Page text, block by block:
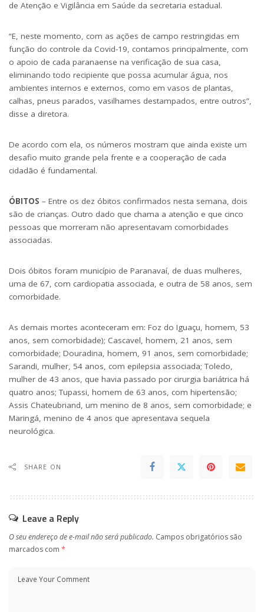
de Atenção e Vigilância em Saúde da secretaria estadual.
“E, neste momento, com as ações de campo restringidas em
função do controle da Covid-19, contamos principalmente, com
o apoio de cada paranaense na verificação de sua casa,
eliminando todo recipiente que possa acumular água, nos
ambientes internos e externos, como em vasos de plantas,
calhas, pneus parados, vasilhames destampados, entre outros”,
disse a diretora.
De acordo com ela, os números mostram que ainda existe um
desafio muito grande pela frente e a cooperação de cada
cidadão é fundamental.
ÓBITOS – Entre os dez óbitos confirmados nesta semana, dois
são de crianças. Outro dado que chama a atenção e que cinco
pessoas que morreram não apresentavam comorbidades
associadas.
Dois óbitos foram município de Paranavaí, de duas mulheres,
uma de 67, com cardiopatia associada, e outra de 58 anos, sem
comorbidade.
As demais mortes aconteceram em: Foz do Iguaçu, homem, 53
anos, sem comorbidade); Cascavel, homem, 21 anos, sem
comorbidade; Douradina, homem, 91 anos, sem comorbidade;
Sarandi, mulher, 54 anos, com epilepsia associada; Toledo,
mulher de 43 anos, que havia passado por cirurgia bariátrica há
quatro anos; Tupassi, homem de 63 anos, com hipertensão;
Assis Chateubriand, um menino de 8 anos, sem comorbidade; e
Maringá, menino de 4 anos que apresentava sequela
neurológica.
SHARE ON
Leave a Reply
O seu endereço de e-mail não será publicado. Campos obrigatórios são
marcados com *